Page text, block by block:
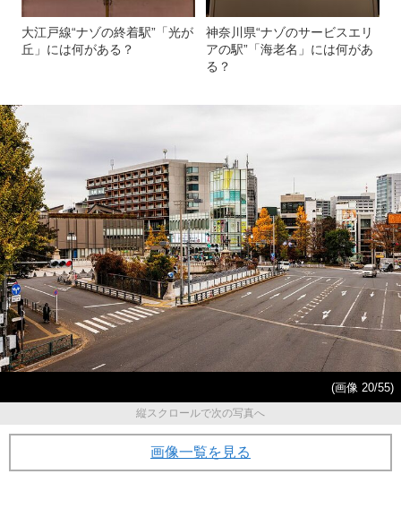
大江戸線“ナゾの終着駅”「光が
丘」には何がある？
神奈川県“ナゾのサービスエリ
アの駅”「海老名」には何があ
る？
(画像 20/55)
縦スクロールで次の写真へ
画像一覧を見る